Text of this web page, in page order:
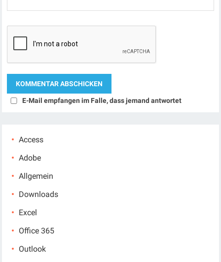
E-Mail empfangen im Falle, dass jemand antwortet
Access
Adobe
Allgemein
Downloads
Excel
Office 365
Outlook